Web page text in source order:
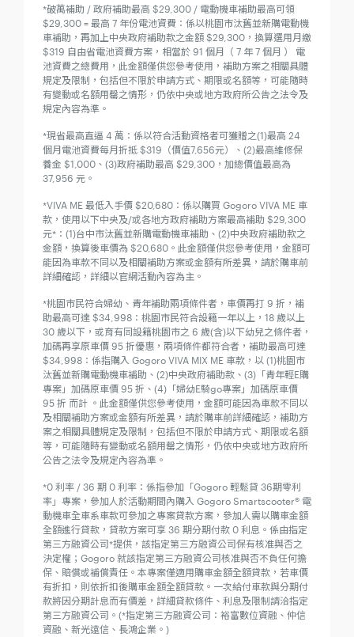
*破萬補助 / 政府補助最高 $29,300 / 電動機車補助最高可領
$29,300 = 最高 7 年份電池資費：係以桃園市汰舊並新購電動機
車補助，再加上中央政府補助款之金額 $29,300，換算選用月繳
$319 自由省電池資費方案，相當於 91 個月（ 7 年 7 個月 ） 電
池資費之總費用，此金額僅供您參考使用，補助方案之相關具體
規定及限制，包括但不限於申請方式、期限或名額等，可能隨時
有變動或名額用罄之情形，仍依中央或地方政府所公告之法令及
規定內容為準。
*現省最高直逼 4 萬：係以符合活動資格者可獲贈之(1)最高 24
個月電池資費每月折抵 $319（價值7,656元）、(2)最高維修保
養金 $1,000、(3)政府補助最高 $29,300，加總價值最高為
37,956 元。
*VIVA ME 最低入手價 $20,680：係以購買 Gogoro VIVA ME 車
款，使用以下中央及/或各地方政府補助方案最高補助 $29,300
元*：(1)台中市汰舊並新購電動機車補助、(2)中央政府補助款之
金額，換算後車價為 $20,680。此金額僅供您參考使用，金額可
能因為車款不同以及相關補助方案或金額有所差異，請於購車前
詳細確認，詳細以官網活動內容為主。
*桃園市民符合婦幼、青年補助兩項條件者，車價再打 9 折，補
助最高可達 $34,998：桃園市民符合設籍一年以上，18 歲以上
30 歲以下，或育有同設籍桃園市之 6 歲(含)以下幼兒之條件者，
加碼再享原車價 95 折優惠，兩項條件都符合者，補助最高可達
$34,998：係指購入 Gogoro VIVA MIX ME 車款，以 (1)桃園市
汰舊並新購電動機車補助、(2)中央政府補助款、(3)「青年輕E購
專案」加碼原車價 95 折、(4)「婦幼E騎go專案」加碼原車價
95 折 而計 。此金額僅供您參考使用，金額可能因為車款不同以
及相關補助方案或金額有所差異，請於購車前詳細確認，補助方
案之相關具體規定及限制，包括但不限於申請方式、期限或名額
等，可能隨時有變動或名額用罄之情形，仍依中央或地方政府所
公告之法令及規定內容為準。
*0 利率 / 36 期 0 利率：係指參加「Gogoro 輕鬆貸 36期零利
率」專案，參加人於活動期間內購入 Gogoro Smartscooter® 電
動機車全車系車款可參加之專案貸款方案，參加人需以購車金額
全額進行貸款，貸款方案可享 36 期分期付款 0 利息。係由指定
第三方融資公司*提供，該指定第三方融資公司保有核准與否之
決定權；Gogoro 就該指定第三方融資公司核准與否不負任何擔
保、賠償或補償責任。本專案僅適用購車金額全額貸款，若車價
有折扣，則依折扣後購車金額全額貸款。一次給付車款與分期付
款將因分期計息而有價差，詳細貸款條件、利息及限制請洽指定
第三方融資公司。(*指定第三方融資公司：裕富數位資融、仲信
資融、新光遠信、長鴻企業。)